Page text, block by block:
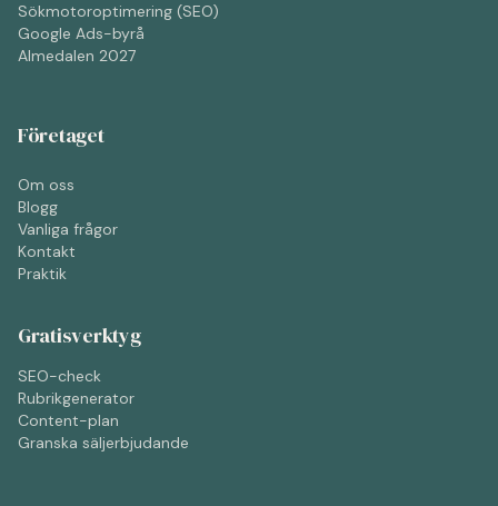
Sökmotoroptimering (SEO)
Google Ads-byrå
Almedalen 2027
Företaget
Om oss
Blogg
Vanliga frågor
Kontakt
Praktik
Gratisverktyg
SEO-check
Rubrikgenerator
Content-plan
Granska säljerbjudande